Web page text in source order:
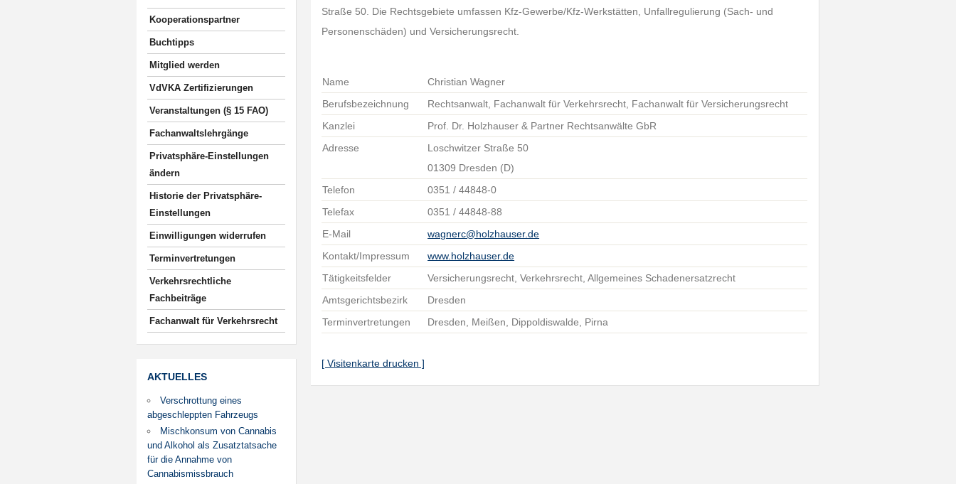
Kooperationspartner
Buchtipps
Mitglied werden
VdVKA Zertifizierungen
Veranstaltungen (§ 15 FAO)
Fachanwaltslehrgänge
Privatsphäre-Einstellungen
ändern
Historie der Privatsphäre-
Einstellungen
Einwilligungen widerrufen
Terminvertretungen
Verkehrsrechtliche
Fachbeiträge
Fachanwalt für Verkehrsrecht
AKTUELLES
Verschrottung eines
abgeschleppten Fahrzeugs
Mischkonsum von Cannabis
und Alkohol als Zusatztatsache
für die Annahme von
Cannabismissbrauch
Straße 50. Die Rechtsgebiete umfassen Kfz-Gewerbe/Kfz-Werkstätten, Unfallregulierung (Sach- und
Personenschäden) und Versicherungsrecht.
Name
Christian Wagner
Berufsbezeichnung
Rechtsanwalt, Fachanwalt für Verkehrsrecht, Fachanwalt für Versicherungsrecht
Kanzlei
Prof. Dr. Holzhauser & Partner Rechtsanwälte GbR
Adresse
Loschwitzer Straße 50
01309 Dresden (D)
Telefon
0351 / 44848-0
Telefax
0351 / 44848-88
E-Mail
wagnerc@holzhauser.de
Kontakt/Impressum
www.holzhauser.de
Tätigkeitsfelder
Versicherungsrecht, Verkehrsrecht, Allgemeines Schadenersatzrecht
Amtsgerichtsbezirk
Dresden
Terminvertretungen
Dresden, Meißen, Dippoldiswalde, Pirna
[ Visitenkarte drucken ]